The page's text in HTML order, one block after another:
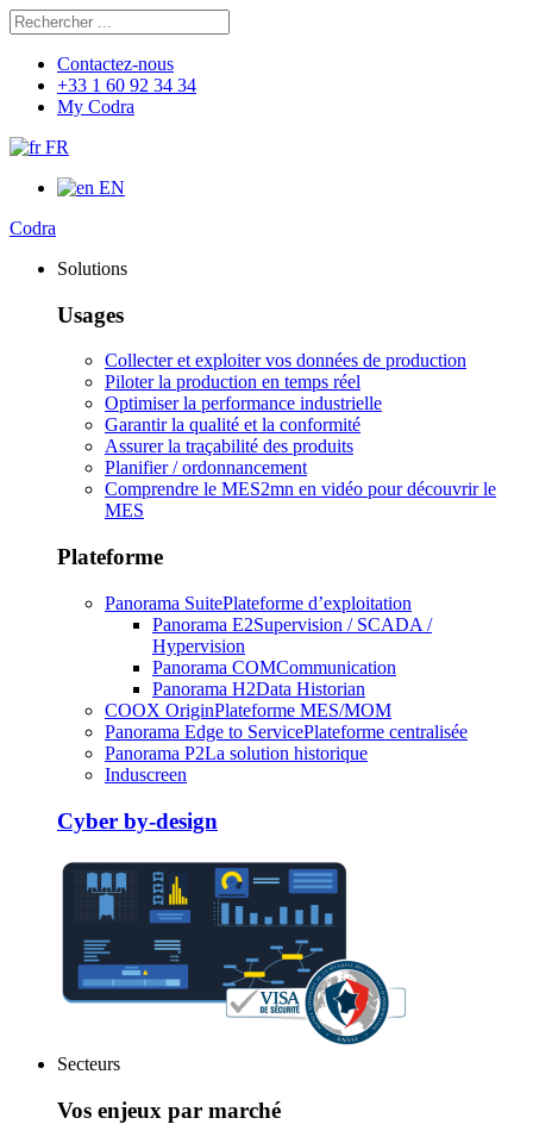
Rechercher
Contactez-nous
+33 1 60 92 34 34
My Codra
FR
EN
Codra
Solutions
Usages
Collecter et exploiter vos données de production
Piloter la production en temps réel
Optimiser la performance industrielle
Garantir la qualité et la conformité
Assurer la traçabilité des produits
Planifier / ordonnancement
Comprendre le MES2mn en vidéo pour découvrir le
MES
Plateforme
Panorama SuitePlateforme d’exploitation
Panorama E2Supervision / SCADA /
Hypervision
Panorama COMCommunication
Panorama H2Data Historian
COOX OriginPlateforme MES/MOM
Panorama Edge to ServicePlateforme centralisée
Panorama P2La solution historique
Induscreen
Cyber by-design
Secteurs
Vos enjeux par marché